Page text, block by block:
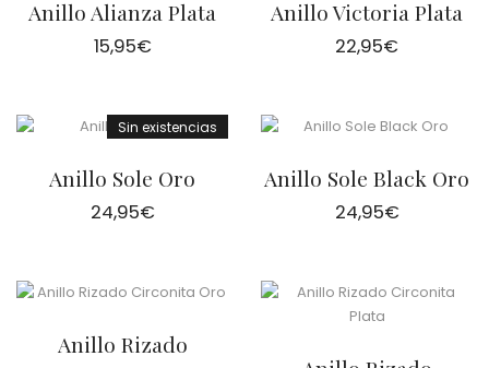
Anillo Alianza Plata
15,95€
Anillo Victoria Plata
22,95€
Sin existencias
Anillo Sole Oro
24,95€
Anillo Sole Black Oro
24,95€
Anillo Rizado